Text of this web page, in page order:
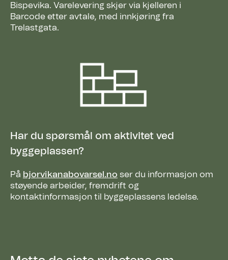
Bispevika. Varelevering skjer via kjelleren i
Barcode etter avtale, med innkjøring fra
Trelastgata.
Har du spørsmål om aktivitet ved
byggeplassen?
På bjorvikanabovarsel.no ser du informasjon om
støyende arbeider, fremdrift og
kontaktinformasjon til byggeplassens ledelse.